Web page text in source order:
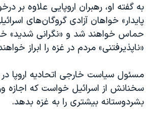
قانون شفافیت دارائی کادر رهبری ایران
اعتراضات مردمی آبان ۹۸
اسرائیل در جنگ
همایش محافظه‌کاران آمریکا «سی‌پک»
صفحه‌های ویژه
به گفته او، رهبران اروپایی علاوه بر
پایدار» خواهان آزادی گروگان‌های
حماس خواهند شد و «نگرانی شدید»
«ناپذیرفتنی» مردم در غزه را ابراز
مسئول سیاست خارجی اتحادیه اروپا
سخنانش از اسرائیل خواست که اجازه
بشردوستانه بیشتری را به غزه بدهد.